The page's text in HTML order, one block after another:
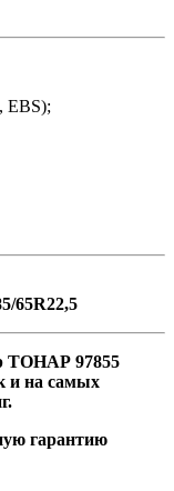
EBS);
65R22,5
ТОНАР 97855
и на самых
гарантию